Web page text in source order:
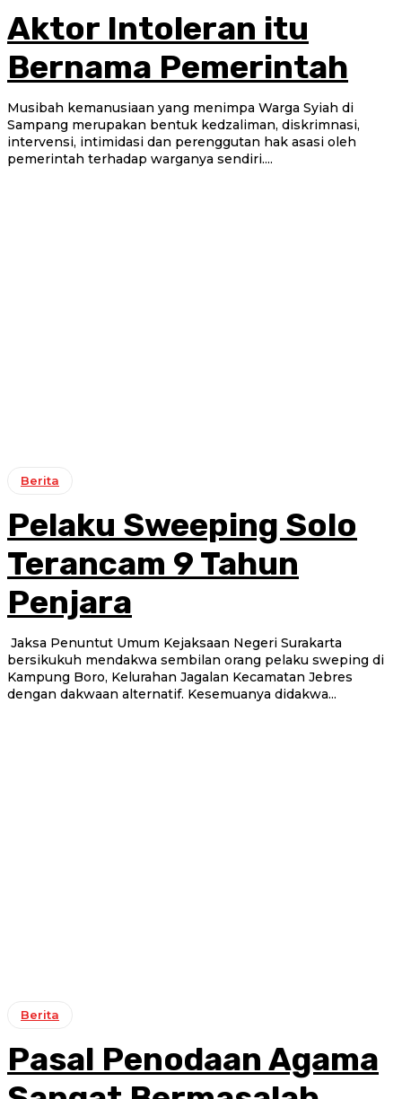
Aktor Intoleran itu
Bernama Pemerintah
Musibah kemanusiaan yang menimpa Warga Syiah di
Sampang merupakan bentuk kedzaliman, diskrimnasi,
intervensi, intimidasi dan perenggutan hak asasi oleh
pemerintah terhadap warganya sendiri....
Berita
Pelaku Sweeping Solo
Terancam 9 Tahun
Penjara
Jaksa Penuntut Umum Kejaksaan Negeri Surakarta
bersikukuh mendakwa sembilan orang pelaku sweping di
Kampung Boro, Kelurahan Jagalan Kecamatan Jebres
dengan dakwaan alternatif. Kesemuanya didakwa...
Berita
Pasal Penodaan Agama